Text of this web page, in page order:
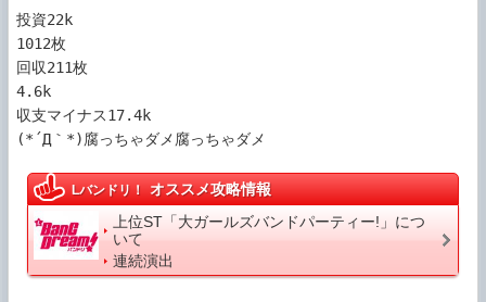
投資22k
1012枚
回収211枚
4.6k
収支マイナス17.4k
(*´Д｀*)腐っちゃダメ腐っちゃダメ
Lバンドリ！
オススメ攻略情報
上位ST「大ガールズバンドパーティー!」につ
いて
連続演出